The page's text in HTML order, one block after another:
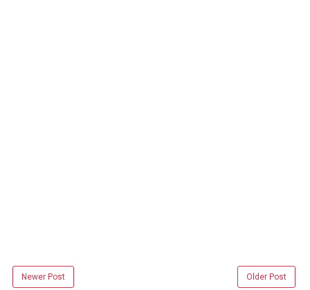
Newer Post Older Post